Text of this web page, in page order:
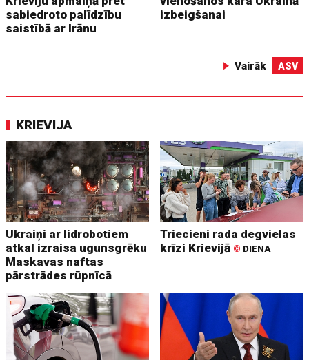
sabiedroto palīdzību
saistībā ar Irānu
izbeigšanai
Vairāk ASV
KRIEVIJA
Ukraiņi ar lidrobotiem
atkal izraisa ugunsgrēku
Maskavas naftas
pārstrādes rūpnīcā
Triecieni rada degvielas
krīzi Krievijā © DIENA